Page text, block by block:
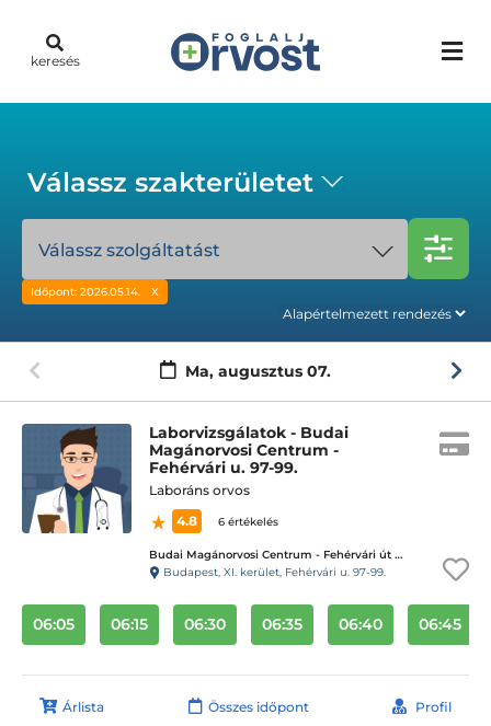
keresés
Válassz szakterületet
Válassz szolgáltatást
Időpont: 2026.05.14.
Ma, augusztus 07.
Laborvizsgálatok - Budai
Magánorvosi Centrum -
Fehérvári u. 97-99.
Laboráns orvos
4.8
6 értékelés
Budai Magánorvosi Centrum - Fehérvári út 97-99.
Budapest, XI. kerület, Fehérvári u. 97-99.
06:05 06:15 06:30 06:35 06:40 06:45
Árlista Összes időpont Profil